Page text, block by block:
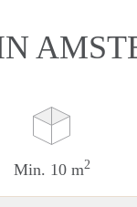
Min. 10 m2